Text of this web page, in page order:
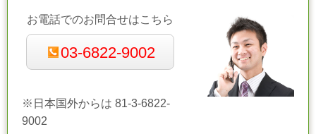
お電話でのお問合せはこちら
03-6822-9002
※日本国外からは 81-3-6822-
9002